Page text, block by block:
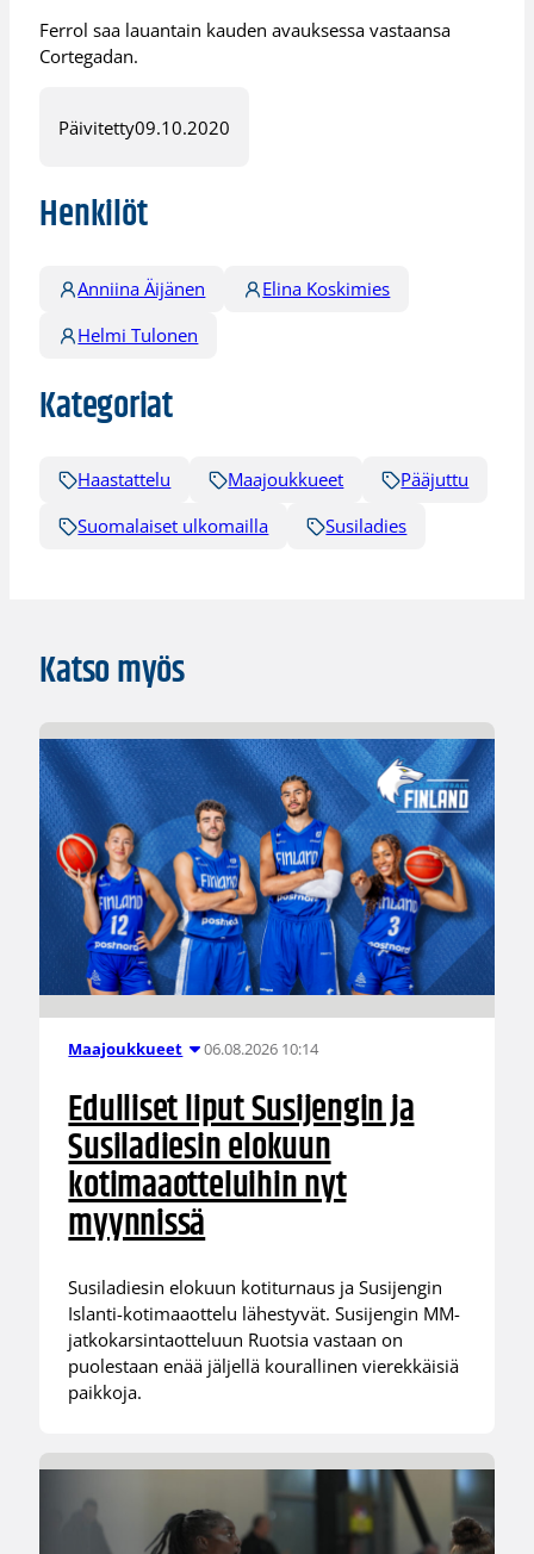
Ferrol saa lauantain kauden avauksessa vastaansa
Cortegadan.
Päivitetty09.10.2020
Henkilöt
Anniina Äijänen
Elina Koskimies
Helmi Tulonen
Kategoriat
Haastattelu Maajoukkueet
Pääjuttu
Suomalaiset ulkomailla
Susiladies
Katso myös
Maajoukkueet 06.08.2026 10:14
Edulliset liput Susijengin ja
Susiladiesin elokuun
kotimaaotteluihin nyt
myynnissä
Susiladiesin elokuun kotiturnaus ja Susijengin
Islanti-kotimaaottelu lähestyvät. Susijengin MM-
jatkokarsintaotteluun Ruotsia vastaan on
puolestaan enää jäljellä kourallinen vierekkäisiä
paikkoja.